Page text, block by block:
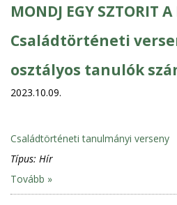
MONDJ EGY SZTORIT
Családtörténeti
osztályos tanulók
2023.10.09.
Családtörténeti tanulmányi verseny
Típus: Hír
Tovább »